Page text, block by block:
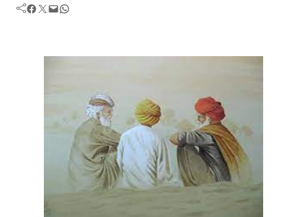
Facebook Twitter Mail WhatsApp